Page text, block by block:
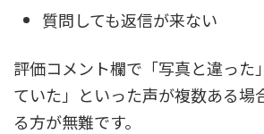
質問しても返信が来ない
評価コメント欄で「写真と違った
ていた」といった声が複数ある場
る方が無難です。